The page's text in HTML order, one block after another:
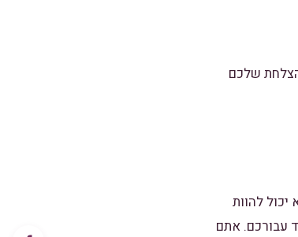
שלכם
להוות
עבורכם. אתם